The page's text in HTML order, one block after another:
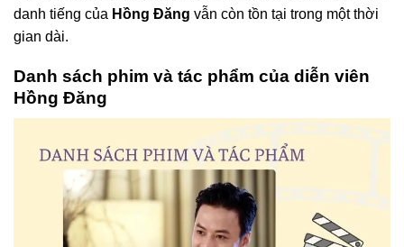
danh tiếng của Hồng Đăng vẫn còn tồn tại trong một thời
gian dài.
Danh sách phim và tác phẩm của diễn viên
Hồng Đăng